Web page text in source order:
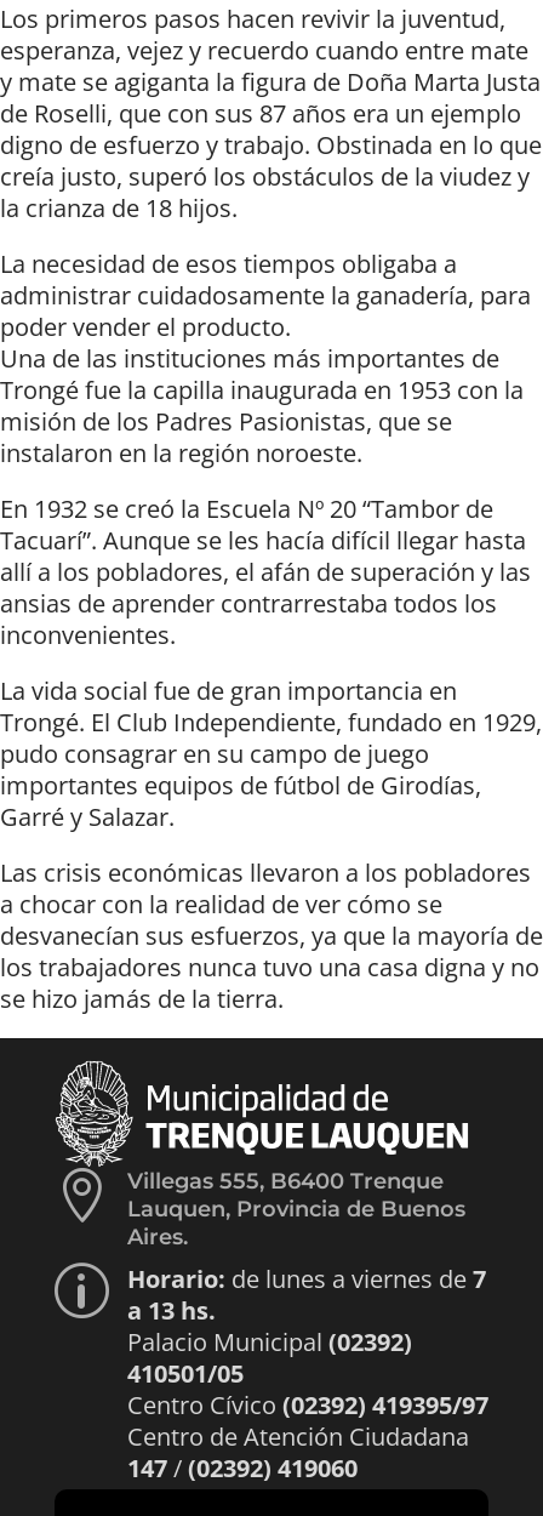
Los primeros pasos hacen revivir la juventud,
esperanza, vejez y recuerdo cuando entre mate
y mate se agiganta la figura de Doña Marta Justa
de Roselli, que con sus 87 años era un ejemplo
digno de esfuerzo y trabajo. Obstinada en lo que
creía justo, superó los obstáculos de la viudez y
la crianza de 18 hijos.
La necesidad de esos tiempos obligaba a
administrar cuidadosamente la ganadería, para
poder vender el producto.
Una de las instituciones más importantes de
Trongé fue la capilla inaugurada en 1953 con la
misión de los Padres Pasionistas, que se
instalaron en la región noroeste.
En 1932 se creó la Escuela Nº 20 “Tambor de
Tacuarí”. Aunque se les hacía difícil llegar hasta
allí a los pobladores, el afán de superación y las
ansias de aprender contrarrestaba todos los
inconvenientes.
La vida social fue de gran importancia en
Trongé. El Club Independiente, fundado en 1929,
pudo consagrar en su campo de juego
importantes equipos de fútbol de Girodías,
Garré y Salazar.
Las crisis económicas llevaron a los pobladores
a chocar con la realidad de ver cómo se
desvanecían sus esfuerzos, ya que la mayoría de
los trabajadores nunca tuvo una casa digna y no
se hizo jamás de la tierra.

Villegas 555, B6400 Trenque
Lauquen, Provincia de Buenos
Aires.
p Horario: de lunes a viernes de7
a 13 hs.
Palacio Municipal (02392)
410501/05
Centro Cívico (02392) 419395/97
Centro de Atención Ciudadana
147/(02392) 419060